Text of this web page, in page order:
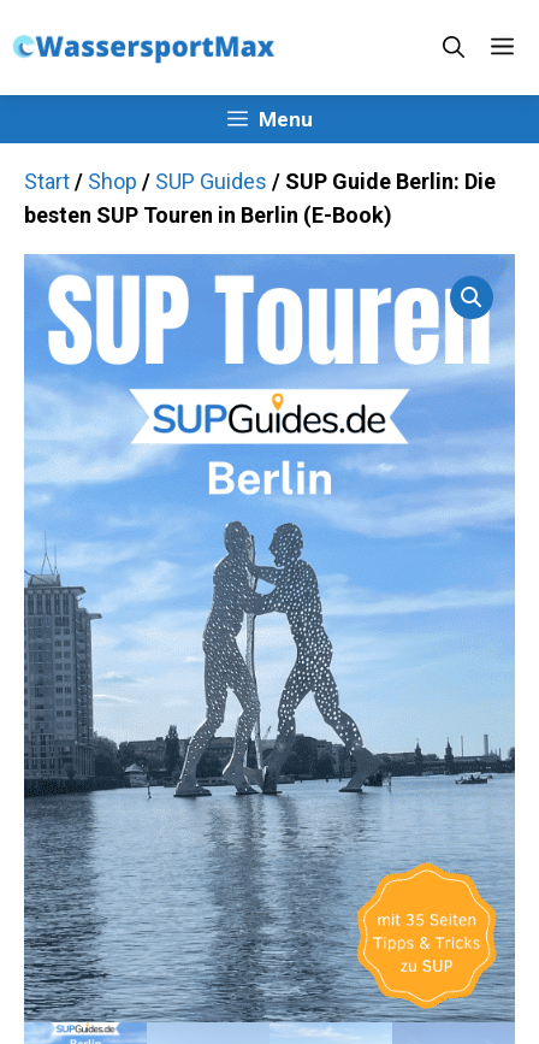
Inhalt
Menu
Start/ Shop / SUP Guides / SUP Guide Berlin: Die
besten SUP Touren in Berlin (E-Book)